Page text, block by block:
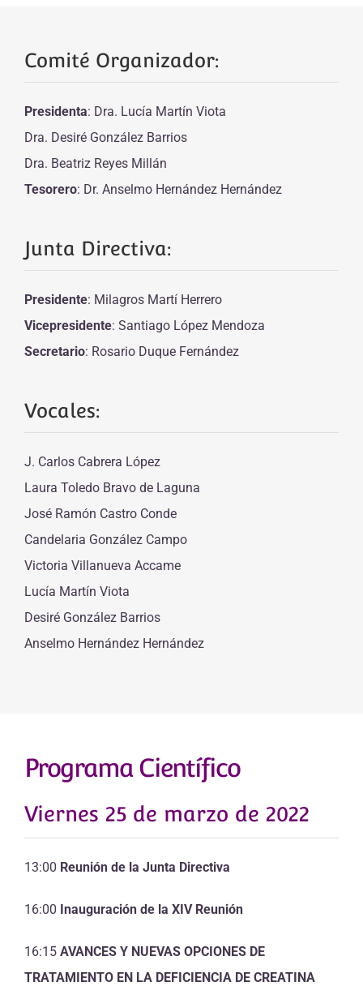
Comité Organizador:
Presidenta: Dra. Lucía Martín Viota
Dra. Desiré González Barrios
Dra. Beatriz Reyes Millán
Tesorero: Dr. Anselmo Hernández Hernández
Junta Directiva:
Presidente: Milagros Martí Herrero
Vicepresidente: Santiago López Mendoza
Secretario: Rosario Duque Fernández
Vocales:
J. Carlos Cabrera López
Laura Toledo Bravo de Laguna
José Ramón Castro Conde
Candelaria González Campo
Victoria Villanueva Accame
Lucía Martín Viota
Desiré González Barrios
Anselmo Hernández Hernández
Programa Científico
Viernes 25 de marzo de 2022
13:00 Reunión de la Junta Directiva
16:00 Inauguración de la XIV Reunión
16:15 AVANCES Y NUEVAS OPCIONES DE
TRATAMIENTO EN LA DEFICIENCIA DE CREATINA